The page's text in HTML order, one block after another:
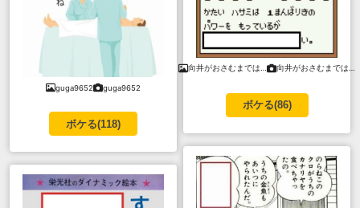
guga9652 guga9652
ボケる(118)
向井がおさむまでは… 向井がおさむまでは…
ボケる(86)